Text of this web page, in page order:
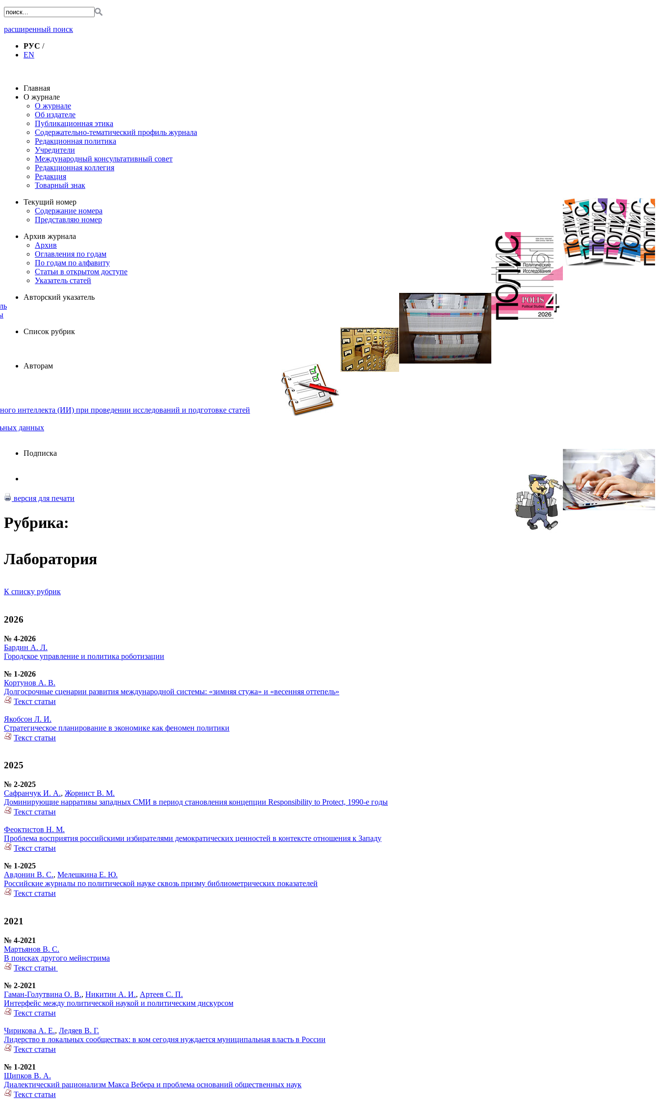
расширенный поиск
РУС /
EN
Главная
О журнале
О журнале
Об издателе
Публикационная этика
Содержательно-тематический профиль журнала
Редакционная политика
Учредители
Международный консультативный совет
Редакционная коллегия
Редакция
Товарный знак
Текущий номер
Содержание номера
Представляю номер
Архив журнала
Архив
Оглавления по годам
По годам по алфавиту
Статьи в открытом доступе
Указатель статей
Авторский указатель
Список рубрик
Авторам
интеллекта (ИИ) при проведении исследований и подготовке статей
данных
Подписка
версия для печати
Рубрика:
Лаборатория
К списку рубрик
2026
№ 4-2026
Бардин А. Л.
Городское управление и политика роботизации
№ 1-2026
Кортунов А. В.
Долгосрочные сценарии развития международной системы: «зимняя стужа» и «весенняя оттепель»
Текст статьи
Якобсон Л. И.
Стратегическое планирование в экономике как феномен политики
Текст статьи
2025
№ 2-2025
Сафранчук И. А., Жорнист В. М.
Доминирующие нарративы западных СМИ в период становления концепции Responsibility to Protect, 1990-е годы
Текст статьи
Феоктистов Н. М.
Проблема восприятия российскими избирателями демократических ценностей в контексте отношения к Западу
Текст статьи
№ 1-2025
Авдонин В. С., Мелешкина Е. Ю.
Российские журналы по политической науке сквозь призму библиометрических показателей
Текст статьи
2021
№ 4-2021
Мартьянов В. С.
В поисках другого мейнстрима
Текст статьи
№ 2-2021
Гаман-Голутвина О. В., Никитин А. И., Артеев С. П.
Интерфейс между политической наукой и политическим дискурсом
Текст статьи
Чирикова А. Е., Ледяев В. Г.
Лидерство в локальных сообществах: в ком сегодня нуждается муниципальная власть в России
Текст статьи
№ 1-2021
Щипков В. А.
Диалектический рационализм Макса Вебера и проблема оснований общественных наук
Текст статьи